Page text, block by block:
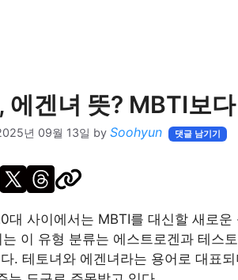
에겐녀 뜻? MBTI보
년 09월 13일 by Soohyun 댓글 남기기
대 사이에서는 MBTI를 대신할 새로
는 이 유형 분류는 에스트로겐과 테스
. 테토녀와 에겐녀라는 용어로 대표